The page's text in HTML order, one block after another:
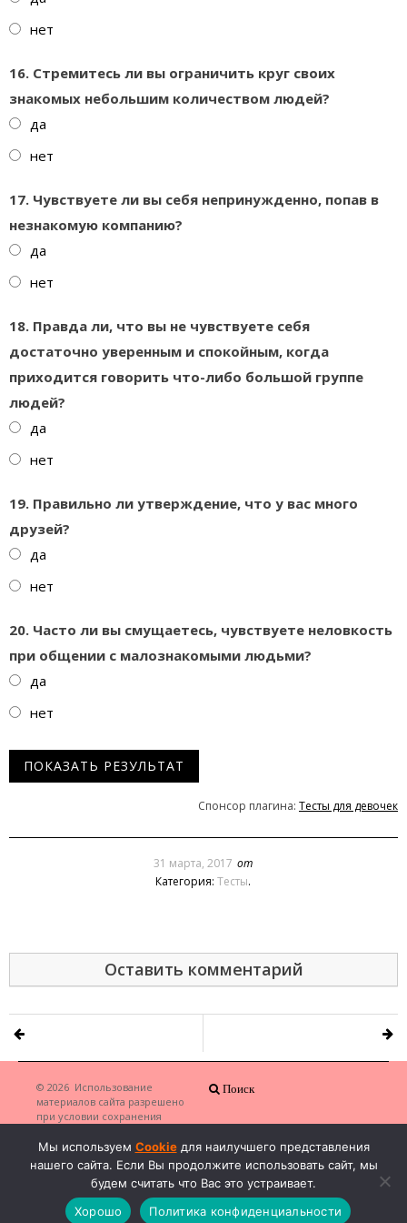
нет
16. Стремитесь ли вы ограничить круг своих
знакомых небольшим количеством людей?
да
нет
17. Чувствуете ли вы себя непринужденно, попав в
незнакомую компанию?
да
нет
18. Правда ли, что вы не чувствуете себя
достаточно уверенным и спокойным, когда
приходится говорить что-либо большой группе
людей?
да
нет
19. Правильно ли утверждение, что у вас много
друзей?
да
нет
20. Часто ли вы смущаетесь, чувствуете неловкость
при общении с малознакомыми людьми?
да
нет
Спонсор плагина: Тесты для девочек
31 марта, 2017 от
Категория: Тесты.
Оставить комментарий
© 2026 Использование
материалов сайта разрешено
при условии сохранения
сайт автора·
Поиск
Мы используем Cookieдля наилучшего представления
нашего сайта. Если Вы продолжите использовать сайт, мы
будем считать что Вас это устраивает.
Хорошо
Политика конфиденциальности